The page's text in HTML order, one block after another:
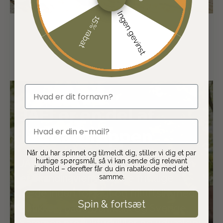
JAFI er en del af
Jaguargruppen
JAFI er en del af Jaguargruppen, som
er Skandinaviens største frivillige
kæde inden for jagt og friluftsliv med
butikker i både Danmark og Sverige.
Ingen gevinst
15% rabat
fornavn
email
Når du har spinnet og tilmeldt dig, stiller vi dig et par
hurtige spørgsmål, så vi kan sende dig relevant
indhold – derefter får du din rabatkode med det
samme.
Spin & fortsæt